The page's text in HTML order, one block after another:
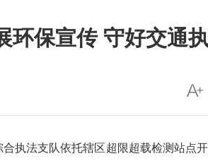
环保宣传 守好交通
执法支队依托辖区超限超载检测站点